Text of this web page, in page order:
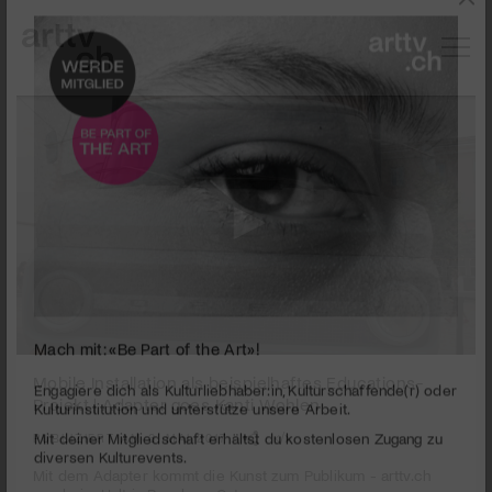
minutes,
21
seconds
Mobile Installation als beispielhaftes Educations-
Projekt | Adapter goes Kanti Wohlen
PUBLIZIERT AM 3. MAI 2017
Engagiere dich als Kulturliebhaber:in, Kulturschaffende(r) oder
Kulturinstitution und unterstütze unsere Arbeit.
Mit deiner Mitgliedschaft erhältst du kostenlosen Zugang zu